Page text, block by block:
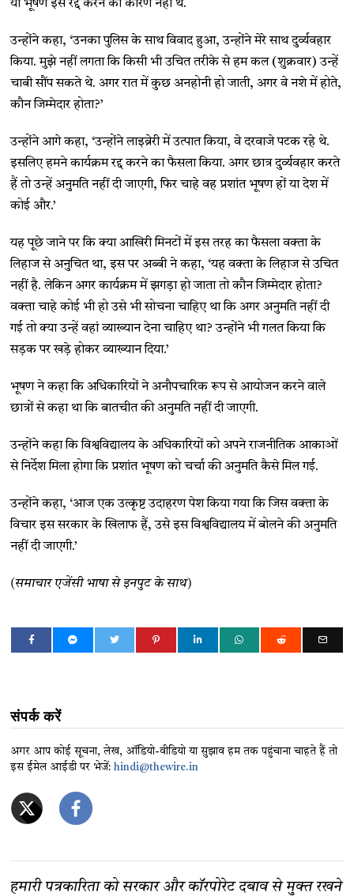
या भूषण इसे रद्द करने का कारण नहीं थे.
उन्होंने कहा, ‘उनका पुलिस के साथ विवाद हुआ, उन्होंने मेरे साथ दुर्व्यवहार
किया. मुझे नहीं लगता कि किसी भी उचित तरीके से हम कल (शुक्रवार) उन्हें
चाबी सौंप सकते थे. अगर रात में कुछ अनहोनी हो जाती, अगर वे नशे में होते,
कौन जिम्मेदार होता?’
उन्होंने आगे कहा, ‘उन्होंने लाइब्रेरी में उत्पात किया, वे दरवाजे पटक रहे थे.
इसलिए हमने कार्यक्रम रद्द करने का फैसला किया. अगर छात्र दुर्व्यवहार करते
हैं तो उन्हें अनुमति नहीं दी जाएगी, फिर चाहे वह प्रशांत भूषण हों या देश में
कोई और.’
यह पूछे जाने पर कि क्या आखिरी मिनटों में इस तरह का फैसला वक्ता के
लिहाज से अनुचित था, इस पर अब्बी ने कहा, ‘यह वक्ता के लिहाज से उचित
नहीं है. लेकिन अगर कार्यक्रम में झगड़ा हो जाता तो कौन जिम्मेदार होता?
वक्ता चाहे कोई भी हो उसे भी सोचना चाहिए था कि अगर अनुमति नहीं दी
गई तो क्या उन्हें वहां व्याख्यान देना चाहिए था? उन्होंने भी गलत किया कि
सड़क पर खड़े होकर व्याख्यान दिया.’
भूषण ने कहा कि अधिकारियों ने अनौपचारिक रूप से आयोजन करने वाले
छात्रों से कहा था कि बातचीत की अनुमति नहीं दी जाएगी.
उन्होंने कहा कि विश्वविद्यालय के अधिकारियों को अपने राजनीतिक आकाओं
से निर्देश मिला होगा कि प्रशांत भूषण को चर्चा की अनुमति कैसे मिल गई.
उन्होंने कहा, ‘आज एक उत्कृष्ट उदाहरण पेश किया गया कि जिस वक्ता के
विचार इस सरकार के खिलाफ हैं, उसे इस विश्वविद्यालय में बोलने की अनुमति
नहीं दी जाएगी.’
(समाचार एजेंसी भाषा से इनपुट के साथ)
संपर्क करें
अगर आप कोई सूचना, लेख, ऑडियो-वीडियो या सुझाव हम तक पहुंचाना चाहते हैं तो
इस ईमेल आईडी पर भेजें: hindi@thewire.in
हमारी पत्रकारिता को सरकार और कॉरपोरेट दबाव से मुक्त रखने